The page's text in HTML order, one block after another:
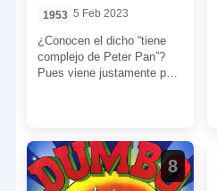
1953 5 Feb 2023
¿Conocen el dicho “tiene
complejo de Peter Pan”?
Pues viene justamente por
8